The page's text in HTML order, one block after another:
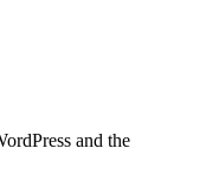
and the